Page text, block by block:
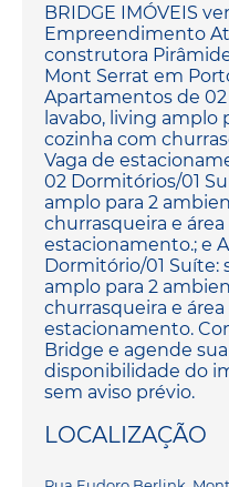
BRIDGE IMÓVEIS
Empreendimento
construtora
Mont Serrat em
Apartamentos de
lavabo, living amplo
cozinha com
Vaga de
02 Dormitórios/01
amplo para 2
churrasqueira e área
estacionamento.; e
Dormitório/01 Suíte:
amplo para 2
churrasqueira e área
estacionamento.
Bridge e agende
disponibilidade do
sem aviso prévio.
LOCALIZAÇÃO